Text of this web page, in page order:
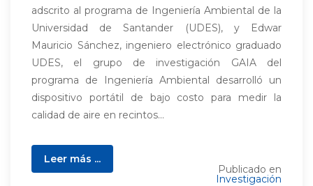
adscrito al programa de Ingeniería Ambiental de la
Universidad de Santander (UDES), y Edwar
Mauricio Sánchez, ingeniero electrónico graduado
UDES, el grupo de investigación GAIA del
programa de Ingeniería Ambiental desarrolló un
dispositivo portátil de bajo costo para medir la
calidad de aire en recintos...
Leer más ...
Publicado en
Investigación